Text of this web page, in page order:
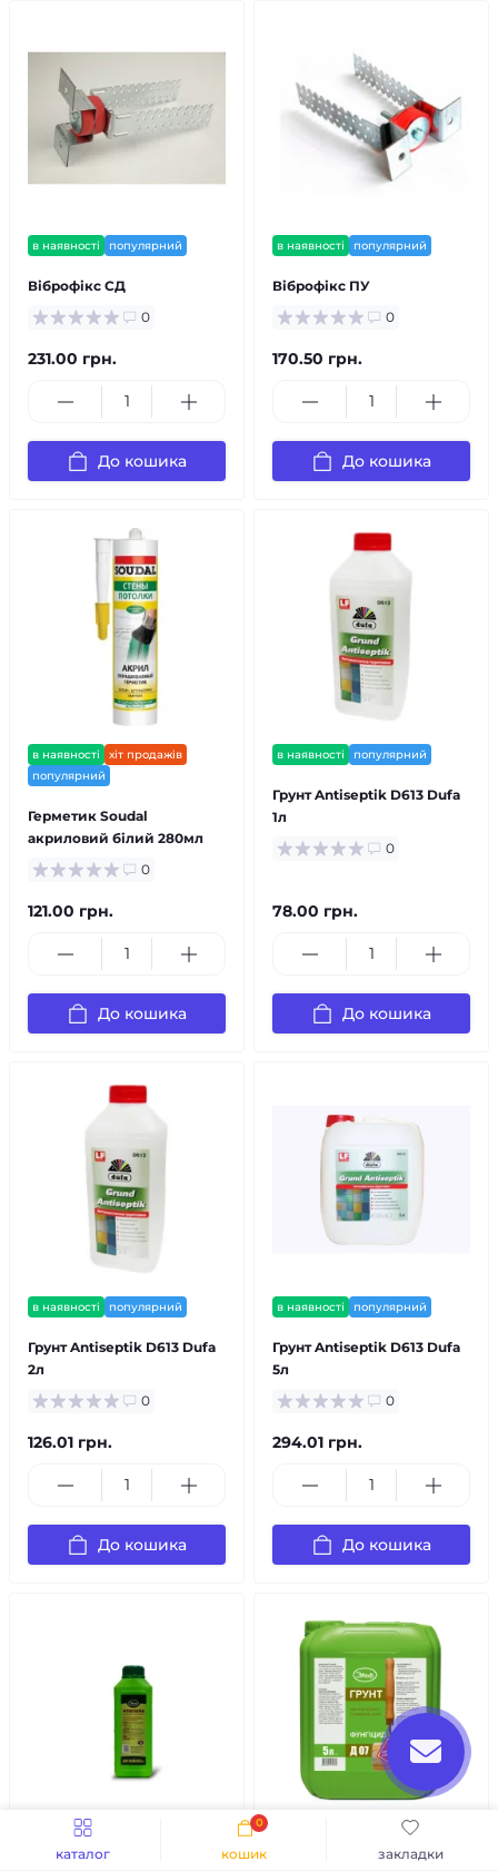
каталог закладки
кошик
0
в наявності популярний
Віброфікс CД
0
231.00 грн.
До кошика
в наявності популярний
Віброфікс ПУ
0
170.50 грн.
До кошика
в наявності
хіт продажів
популярний
Герметик Soudal
акриловий білий 280мл
0
121.00 грн.
До кошика
в наявності популярний
Грунт Antiseptik D613 Dufa
1л
0
78.00 грн.
До кошика
в наявності популярний
Грунт Antiseptik D613 Dufa
2л
0
126.01 грн.
До кошика
в наявності популярний
Грунт Antiseptik D613 Dufa
5л
0
294.01 грн.
До кошика
в наявності популярний